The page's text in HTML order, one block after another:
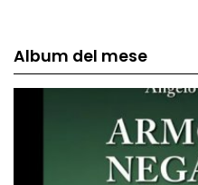
Album del mese